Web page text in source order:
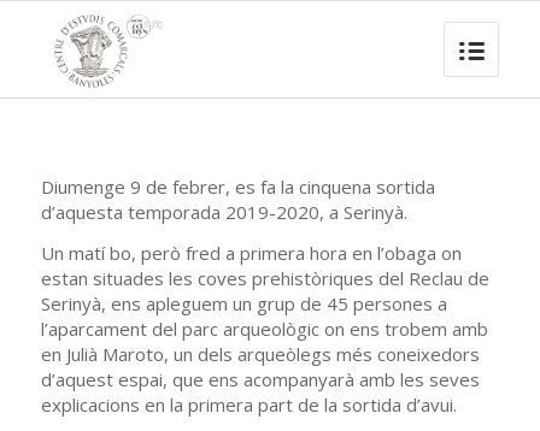
Diumenge 9 de febrer, es fa la cinquena sortida
d’aquesta temporada 2019-2020, a Serinyà.
Un matí bo, però fred a primera hora en l’obaga on
estan situades les coves prehistòriques del Reclau de
Serinyà, ens apleguem un grup de 45 persones a
l’aparcament del parc arqueològic on ens trobem amb
en Julià Maroto, un dels arqueòlegs més coneixedors
d’aquest espai, que ens acompanyarà amb les seves
explicacions en la primera part de la sortida d’avui.